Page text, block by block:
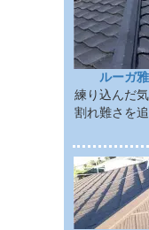
ルーガ
練り込んだ
割れ難さを